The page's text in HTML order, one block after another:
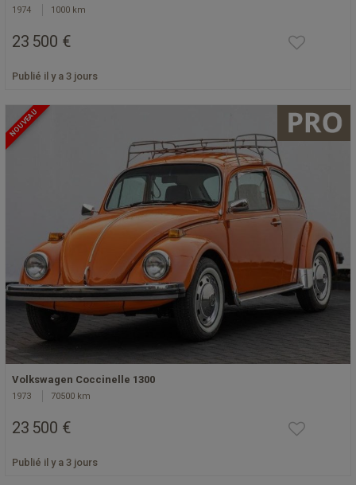
1974 1000 km
23 500 €
Publié il y a 3 jours
NOUVEAU
Volkswagen Coccinelle 1300
1973 70500 km
23 500 €
Publié il y a 3 jours